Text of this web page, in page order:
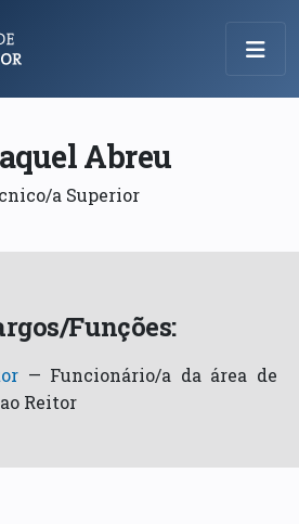
Abreu
a Superior
Funções:
— Funcionário/a da área de
Reitor